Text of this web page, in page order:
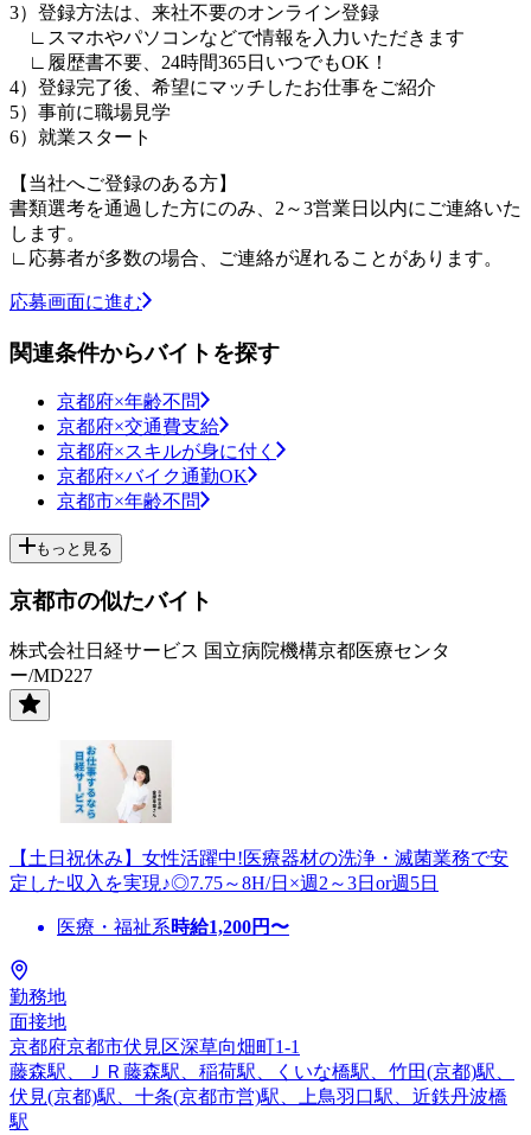
3）登録方法は、来社不要のオンライン登録
∟スマホやパソコンなどで情報を入力いただきます
∟履歴書不要、24時間365日いつでもOK！
4）登録完了後、希望にマッチしたお仕事をご紹介
5）事前に職場見学
6）就業スタート
【当社へご登録のある方】
書類選考を通過した方にのみ、2～3営業日以内にご連絡いた
します。
∟応募者が多数の場合、ご連絡が遅れることがあります。
応募画面に進む
関連条件からバイトを探す
京都府×年齢不問
京都府×交通費支給
京都府×スキルが身に付く
京都府×バイク通勤OK
京都市×年齢不問
もっと見る
京都市の似たバイト
株式会社日経サービス 国立病院機構京都医療センタ
ー/MD227
【土日祝休み】女性活躍中!医療器材の洗浄・滅菌業務で安
定した収入を実現♪◎7.75～8H/日×週2～3日or週5日
医療・福祉系時給1,200円〜
勤務地
面接地
京都府京都市伏見区深草向畑町1-1
藤森駅、ＪＲ藤森駅、稲荷駅、くいな橋駅、竹田(京都)駅、
伏見(京都)駅、十条(京都市営)駅、上鳥羽口駅、近鉄丹波橋
駅